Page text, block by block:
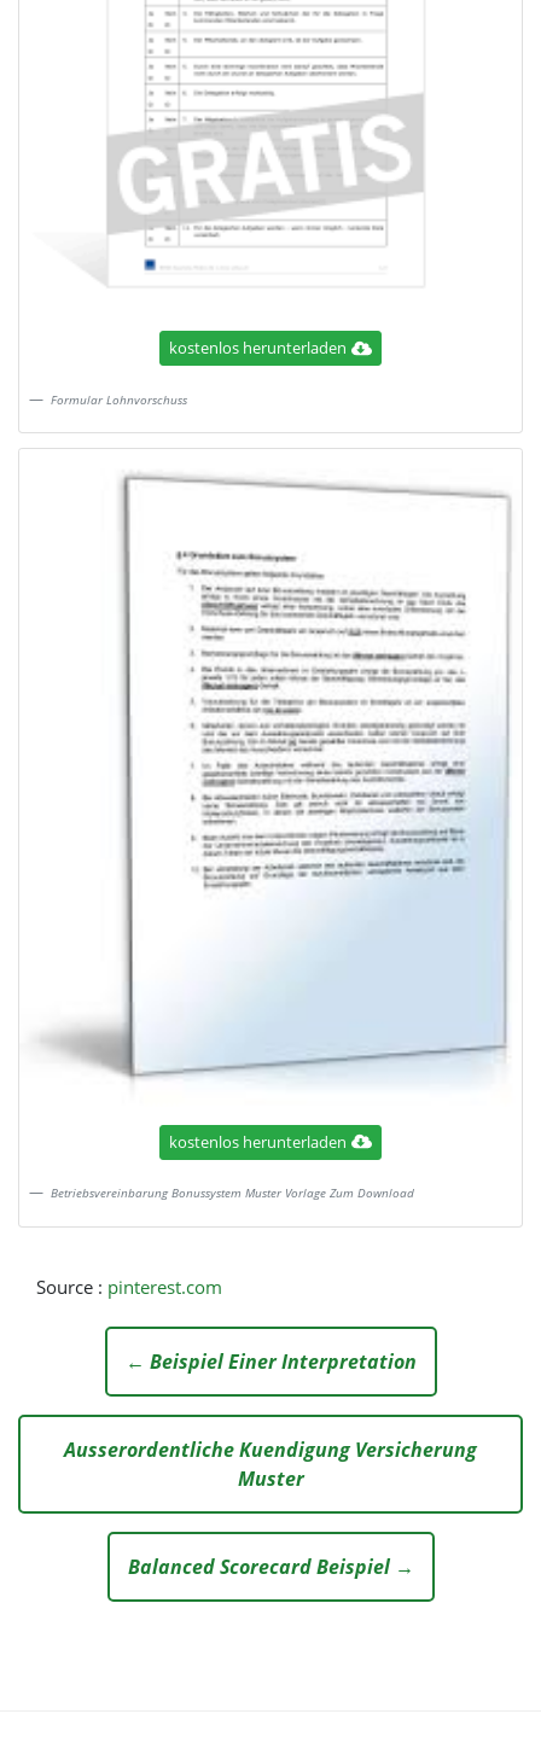
kostenlos herunterladen
Formular Lohnvorschuss
kostenlos herunterladen
Betriebsvereinbarung Bonussystem Muster Vorlage Zum Download
Source : pinterest.com
← Beispiel Einer Interpretation
Ausserordentliche Kuendigung Versicherung
Muster
Balanced Scorecard Beispiel →